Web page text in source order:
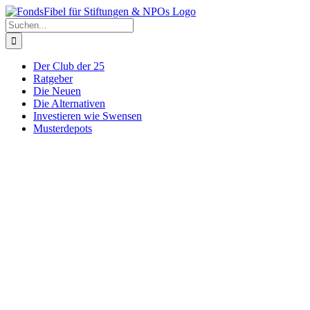
Zum
Inhalt
springen
Suche
nach:
Der Club der 25
Ratgeber
Die Neuen
Die Alternativen
Investieren wie Swensen
Musterdepots